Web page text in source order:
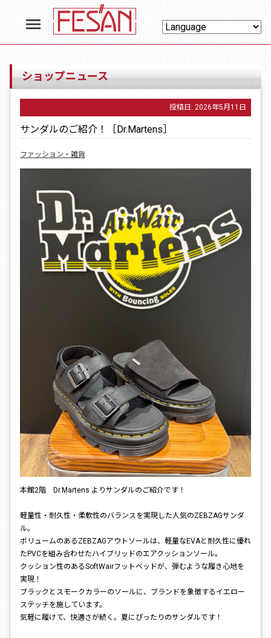
menu
ショップニュース
投稿日: 2026年5月11日
サンダルのご紹介！［Dr.Martens］
ファッション・雑貨
本館2階 Dr.Martens よりサンダルのご紹介です！
軽量性・耐久性・柔軟性のバランスを実現した人気のZEBZAGサンダ
ル。
ボリュームのあるZEBZAGアウトソールは、軽量なEVAと耐久性に優れ
たPVCを組み合わせたハイブリッドのエアクッションソール。
クッション性のあるSoftWairフットベッドが、弾むような履き心地を
実現！
ブラックとスモークカラーのソールに、ブランドを象徴するイエロー
ステッチを施しています。
気軽に履けて、快適さが続く。夏にぴったりのサンダルです！